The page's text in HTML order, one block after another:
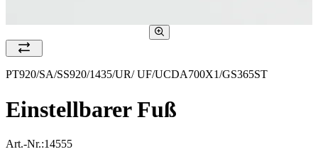
PT920/SA/SS920/1435/UR/ UF/UCDA700X1/GS365ST
Einstellbarer Fuß
Art.-Nr.:14555